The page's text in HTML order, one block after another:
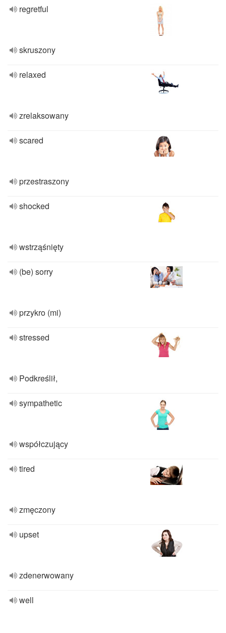
regretful
skruszony
relaxed
zrelaksowany
scared
przestraszony
shocked
wstrząśnięty
(be) sorry
przykro (mi)
stressed
Podkreślił,
sympathetic
współczujący
tired
zmęczony
upset
zdenerwowany
well